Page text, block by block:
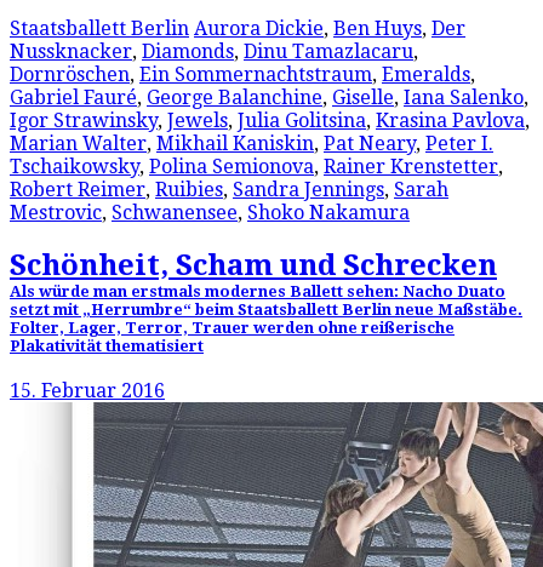
Staatsballett Berlin Aurora Dickie, Ben Huys, Der
Nussknacker, Diamonds, Dinu Tamazlacaru,
Dornröschen, Ein Sommernachtstraum, Emeralds,
Gabriel Fauré, George Balanchine, Giselle, Iana Salenko,
Igor Strawinsky, Jewels, Julia Golitsina, Krasina Pavlova,
Marian Walter, Mikhail Kaniskin, Pat Neary, Peter I.
Tschaikowsky, Polina Semionova, Rainer Krenstetter,
Robert Reimer, Ruibies, Sandra Jennings, Sarah
Mestrovic, Schwanensee, Shoko Nakamura
Schönheit, Scham und Schrecken
Als würde man erstmals modernes Ballett sehen: Nacho Duato
setzt mit „Herrumbre“ beim Staatsballett Berlin neue Maßstäbe.
Folter, Lager, Terror, Trauer werden ohne reißerische
Plakativität thematisiert
15. Februar 2016